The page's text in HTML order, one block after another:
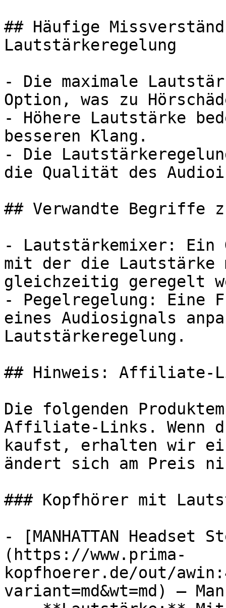
## Häufige
Lautstärkeregelung
- Die maximale
Option, was zu
- Höhere Lautstärke
besseren Klang.
- Die
die Qualität des
## Verwandte Begriffe
- Lautstärkemixer: Ein
mit der die Lautstärke
gleichzeitig geregelt
- Pegelregelung: Eine
eines Audiosignals
Lautstärkeregelung.
## Hinweis: Affiliate-
Die folgenden
Affiliate-Links. Wenn
kaufst, erhalten wir
ändert sich am Preis
### Kopfhörer mit
- [MANHATTAN Headset
(https://www.prima-
kopfhoerer.de/out/
variant=md&wt=md) —